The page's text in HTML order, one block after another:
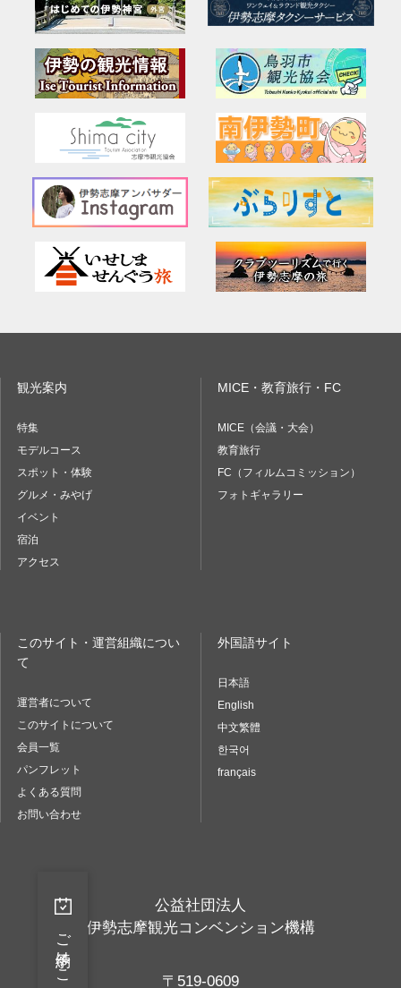
観光案内
特集
モデルコース
スポット・体験
グルメ・みやげ
イベント
宿泊
アクセス
MICE・教育旅行・FC
MICE（会議・大会）
教育旅行
FC（フィルムコミッション）
フォトギャラリー
このサイト・運営組織につい
て
運営者について
このサイトについて
会員一覧
パンフレット
よくある質問
お問い合わせ
外国語サイト
日本語
English
中文繁體
한국어
français
公益社団法人
伊勢志摩観光コンベンション機構
〒519-0609